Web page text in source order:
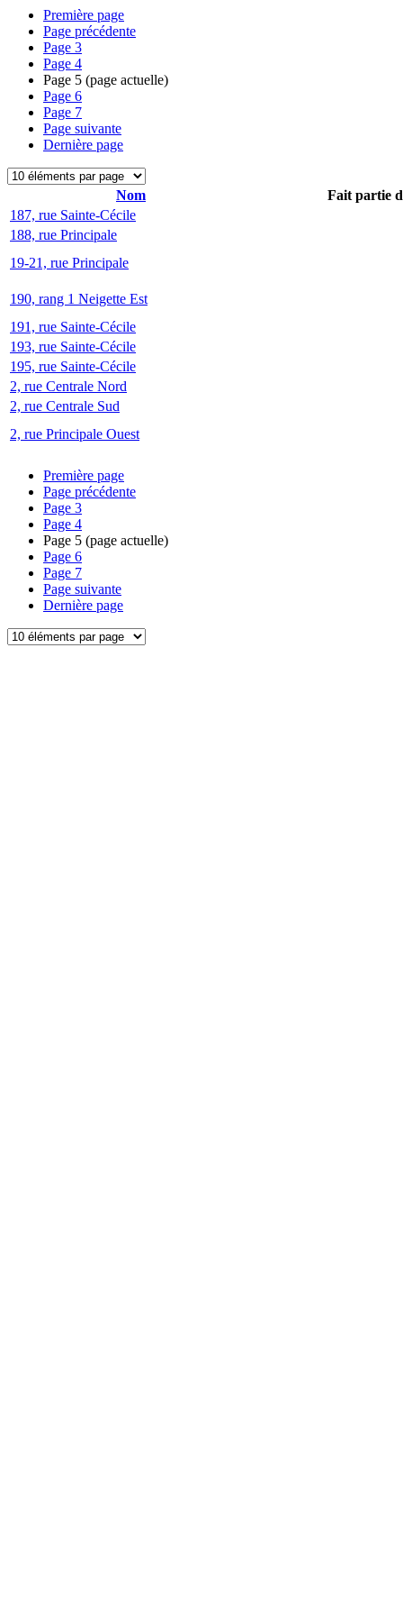
Première page
Page précédente
Page 3
Page 4
Page 5 (page actuelle)
Page 6
Page 7
Page suivante
Dernière page
Nom
Fait partie
187, rue Sainte-Cécile
188, rue Principale
19-21, rue Principale
190, rang 1 Neigette Est
191, rue Sainte-Cécile
193, rue Sainte-Cécile
195, rue Sainte-Cécile
2, rue Centrale Nord
2, rue Centrale Sud
2, rue Principale Ouest
Première page
Page précédente
Page 3
Page 4
Page 5 (page actuelle)
Page 6
Page 7
Page suivante
Dernière page